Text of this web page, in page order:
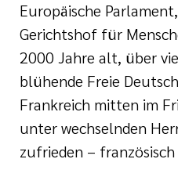
Europäische
Gerichtshof für
2000 Jahre alt, über
blühende Freie
Frankreich mitten im
unter wechselnden
zufrieden –